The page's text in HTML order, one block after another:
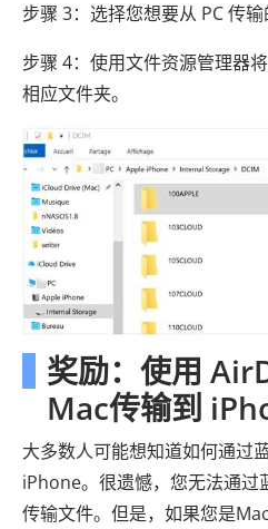
步骤 3：选择您想要从 PC 传输
步骤 4：使用文件资源管理器
相应文件夹。
奖励：使用
Mac传输到
大多数人可能想知道如何通过
iPhone。很遗憾，您无法通过
传输文件。但是，如果您是